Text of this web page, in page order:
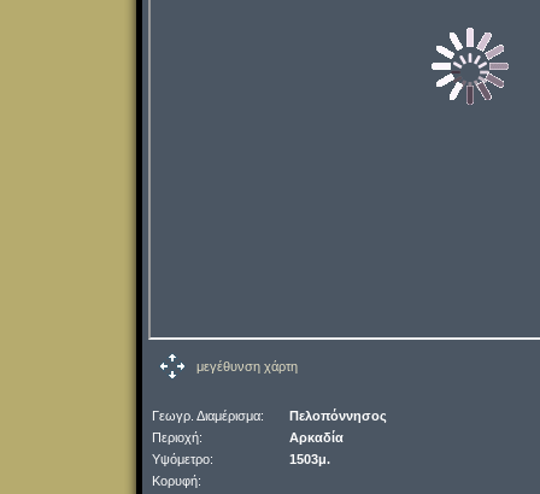
μεγέθυνση χάρτη
Γεωγρ. Διαμέρισμα:
Πελοπόννησος
Περιοχή:
Αρκαδία
Υψόμετρο:
1503μ.
Κορυφή: